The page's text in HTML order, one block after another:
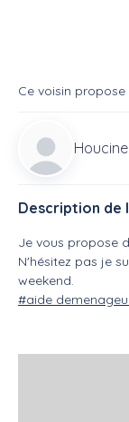
Ce voisin propose
Houcine
Description de
Je vous propose
N'hésitez pas je
weekend.
#aide